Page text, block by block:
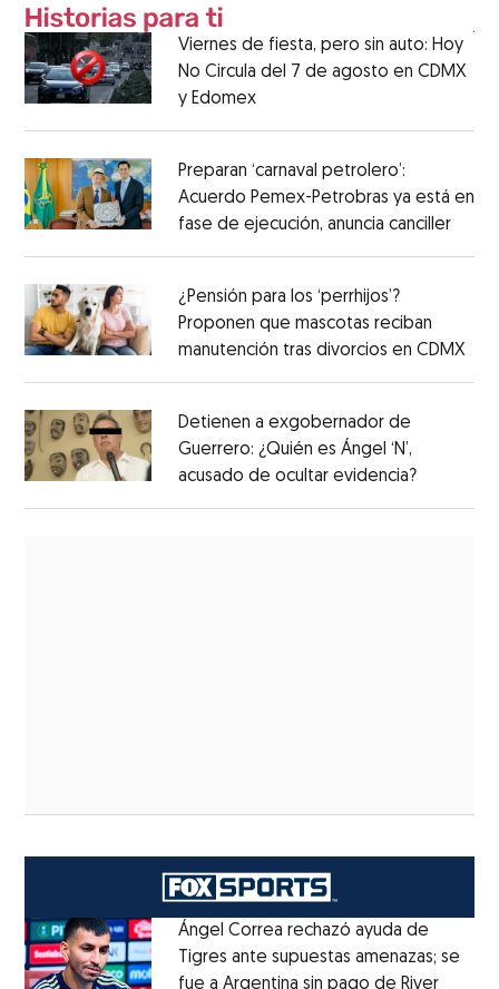
Viernes de fiesta, pero sin auto: Hoy
No Circula del 7 de agosto en CDMX
y Edomex
Preparan ‘carnaval petrolero’:
Acuerdo Pemex-Petrobras ya está en
fase de ejecución, anuncia canciller
¿Pensión para los ‘perrhijos’?
Proponen que mascotas reciban
manutención tras divorcios en CDMX
Detienen a exgobernador de
Guerrero: ¿Quién es Ángel ‘N’,
acusado de ocultar evidencia?
Ángel Correa rechazó ayuda de
Tigres ante supuestas amenazas; se
fue a Argentina sin pago de RiverOpens